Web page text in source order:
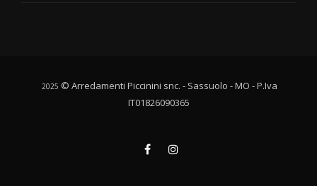
2025 © Arredamenti Piccinini snc. - Sassuolo - MO - P.Iva
IT01826090365